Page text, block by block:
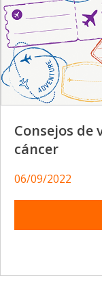
Consejos de
cáncer
06/09/2022